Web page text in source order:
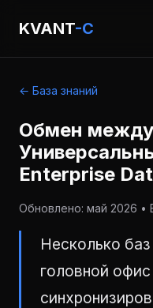
KVANT-C
← База знаний
Обмен
Enterprise
Обновлено: май 2026 •
Несколько
головной